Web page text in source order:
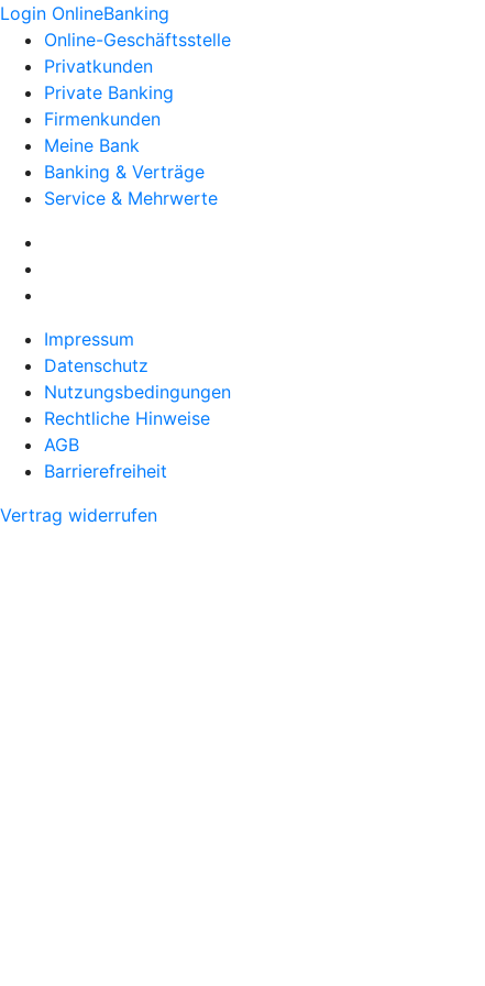
Login OnlineBanking
Online-Geschäftsstelle
Privatkunden
Private Banking
Firmenkunden
Meine Bank
Banking & Verträge
Service & Mehrwerte
Impressum
Datenschutz
Nutzungsbedingungen
Rechtliche Hinweise
AGB
Barrierefreiheit
Vertrag widerrufen